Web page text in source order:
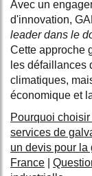
Avec un
d'innovation,
leader dans le
Cette approche
les défaillances
climatiques,
économique et
Pourquoi
services de
un devis pour
France